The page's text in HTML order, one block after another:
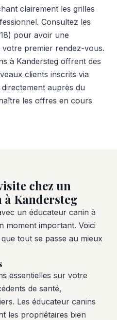
clairement les grilles
Consultez les
pour avoir une
votre premier rendez-vous.
à Kandersteg offrent des
clients inscrits via
auprès du
les offres en cours
chez un
Kandersteg
un éducateur canin à
moment important. Voici
tout se passe au mieux
essentielles sur votre
de santé,
Les éducateur canins
les propriétaires bien